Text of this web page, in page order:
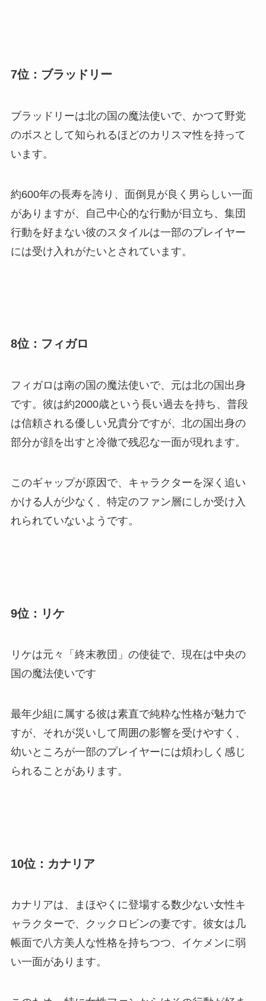
7位：ブラッドリー
ブラッドリーは北の国の魔法使いで、かつて野党
のボスとして知られるほどのカリスマ性を持って
います。
約600年の長寿を誇り、面倒見が良く男らしい一面
がありますが、自己中心的な行動が目立ち、集団
行動を好まない彼のスタイルは一部のプレイヤー
には受け入れがたいとされています。
8位：フィガロ
フィガロは南の国の魔法使いで、元は北の国出身
です。彼は約2000歳という長い過去を持ち、普段
は信頼される優しい兄貴分ですが、北の国出身の
部分が顔を出すと冷徹で残忍な一面が現れます。
このギャップが原因で、キャラクターを深く追い
かける人が少なく、特定のファン層にしか受け入
れられていないようです。
9位：リケ
リケは元々「終末教団」の使徒で、現在は中央の
国の魔法使いです
最年少組に属する彼は素直で純粋な性格が魅力で
すが、それが災いして周囲の影響を受けやすく、
幼いところが一部のプレイヤーには煩わしく感じ
られることがあります。
10位：カナリア
カナリアは、まほやくに登場する数少ない女性キ
ャラクターで、クックロビンの妻です。彼女は几
帳面で八方美人な性格を持ちつつ、イケメンに弱
い一面があります。